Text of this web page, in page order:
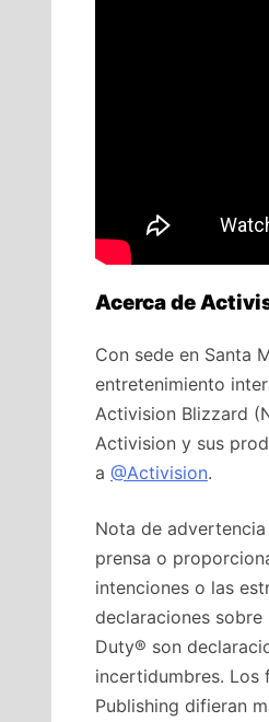
Acerca de
Con sede en Santa
entretenimiento
Activision Blizzard
Activision y sus
a @Activision.
Nota de
prensa o
intenciones o las
declaraciones
Duty® son
incertidumbres. Los
Publishing difieran